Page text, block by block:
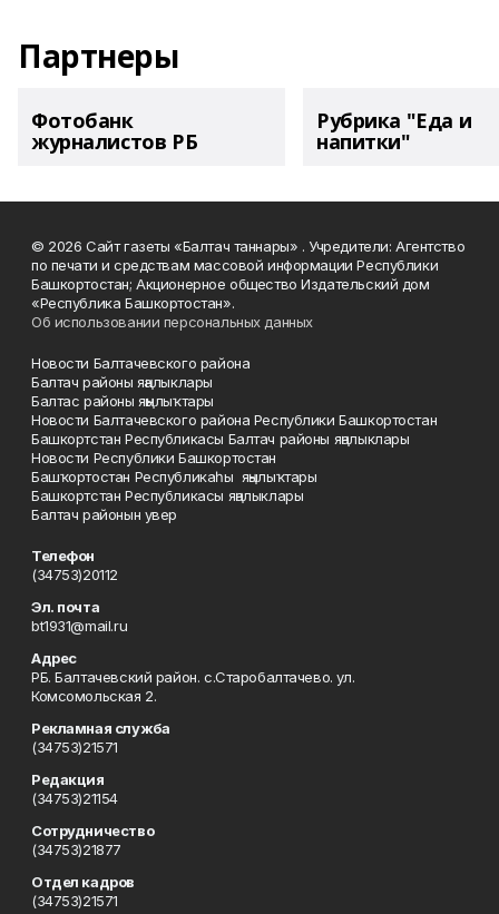
Партнеры
Фотобанк
журналистов РБ
Рубрика "Еда и
напитки"
© 2026 Сайт газеты «Балтач таннары» . Учредители: Агентство
по печати и средствам массовой информации Республики
Башкортостан; Акционерное общество Издательский дом
«Республика Башкортостан».
Об использовании персональных данных
Новости Балтачевского района
Балтач районы яңалыклары
Балтас районы яңылыҡтары
Новости Балтачевского района Республики Башкортостан
Башкортстан Республикасы Балтач районы яңалыклары
Новости Республики Башкортостан
Башҡортостан Республикаһы яңылыҡтары
Башкортстан Республикасы яңалыклары
Балтач районын увер
Телефон
(34753)20112
Эл. почта
bt1931@mail.ru
Адрес
РБ. Балтачевский район. с.Старобалтачево. ул.
Комсомольская 2.
Рекламная служба
(34753)21571
Редакция
(34753)21154
Сотрудничество
(34753)21877
Отдел кадров
(34753)21571